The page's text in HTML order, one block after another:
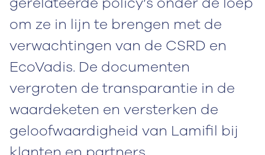
om ze in lijn te brengen met de
verwachtingen van de CSRD en
EcoVadis. De documenten
vergroten de transparantie in de
waardeketen en versterken de
geloofwaardigheid van Lamifil bij